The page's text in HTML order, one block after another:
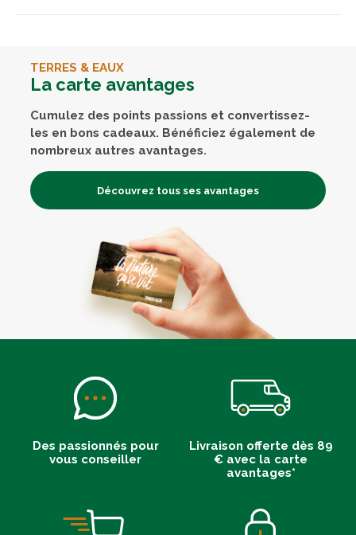
TERRES & EAUX
La carte avantages
Cumulez des points passions et convertissez-
les en bons cadeaux. Bénéficiez également de
nombreux autres avantages.
Découvrez tous ses avantages
Des passionnés pour
vous conseiller
Livraison offerte dès 89
€ avec la carte
avantages*